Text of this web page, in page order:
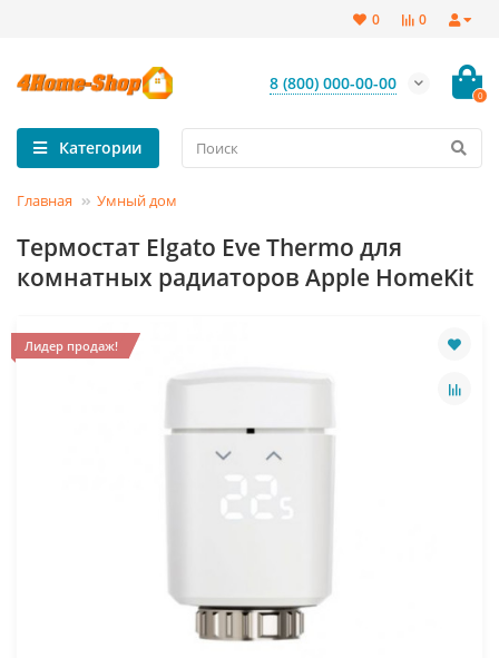
0
0
8 (800) 000-00-00
0
Категории
Главная Умный дом
Термостат Elgato Eve Thermo для
комнатных радиаторов Apple HomeKit
Лидер продаж!